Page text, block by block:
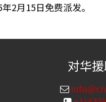
2月15日免费派发。
对华